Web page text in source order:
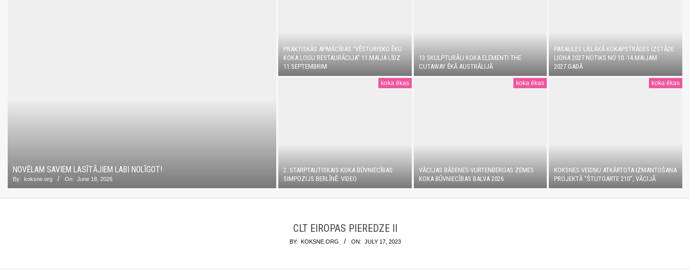
NOVĒLAM SAVIEM LASĪTĀJIEM LABI NOLĪGOT!
By: koksne.org On: June 18, 2026
PRAKTISKĀS APMĀCĪBAS “VĒSTURISKO ĒKU
KOKA LOGU RESTAURĀCIJA” 11.MAIJA LĪDZ
11.SEPTEMBRIM
13 SKULPTURĀLI KOKA ELEMENTI THE
CUTAWAY ĒKĀ AUSTRĀLIJĀ
PASAULES LIELĀKĀ KOKAPSTRĀDES IZSTĀDE
LIGNA 2027 NOTIKS NO 10.-14.MAIJAM
2027.GADĀ
koka ēkas
2. STARPTAUTISKAIS KOKA BŪVNIECĪBAS
SIMPOZIJS BERLĪNĒ: VIDEO
koka ēkas
VĀCIJAS BĀDENES-VURTENBERGAS ZEMES
KOKA BŪVNIECĪBAS BALVA 2026
koka ēkas
KOKSNES VEIDŅU ATKĀRTOTA IZMANTOŠANA
PROJEKTĀ “ŠTUTGARTE 210”, VĀCIJĀ
CLT EIROPAS PIEREDZE II
BY: KOKSNE.ORG ON: JULY 17, 2023